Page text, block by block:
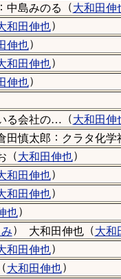
： 中島みのる （大和田伸
和田伸也）
伸也）
和田伸也）
伸也）
山田が勤めている会社の社長 （大和田伸
田慎太郎 ： クラタ化学
（大和田伸也）
和田伸也）
和田伸也）
也）
） 大和田伸也 （大和
和田伸也）
大和田伸也）